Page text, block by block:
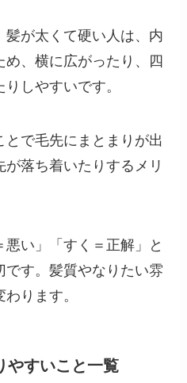
髪が太くて硬い人は、内
、横に広がったり、四
しやすいです。
で毛先にまとまりが出
落ち着いたりするメリ
い」「すく＝正解」と
す。髪質やなりたい雰
ります。
やすいこと一覧